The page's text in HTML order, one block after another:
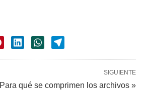
SIGUIENTE
Para qué se comprimen los archivos »